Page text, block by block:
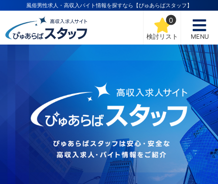
風俗男性求人・高収入バイト情報を探すなら【ぴゅあらばスタッフ】
検討リスト
0
MENU